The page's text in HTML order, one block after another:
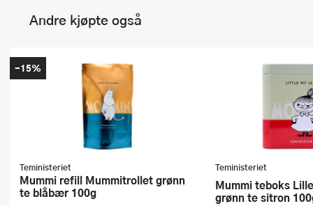
Andre kjøpte også
Teministeriet
Mummi refill Mummitrollet grønn
te blåbær 100g
-15%
Teministeriet
Mummi teboks Lille My Lemon
grønn te sitron